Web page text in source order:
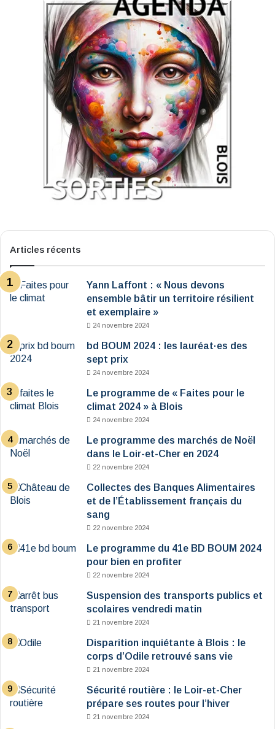
Articles récents
Yann Laffont : « Nous devons
ensemble bâtir un territoire résilient
et exemplaire »
24 novembre 2024
bd BOUM 2024 : les lauréat·es des
sept prix
24 novembre 2024
Le programme de « Faites pour le
climat 2024 » à Blois
24 novembre 2024
Le programme des marchés de Noël
dans le Loir-et-Cher en 2024
22 novembre 2024
Collectes des Banques Alimentaires
et de l’Établissement français du
sang
22 novembre 2024
Le programme du 41e BD BOUM 2024
pour bien en profiter
22 novembre 2024
Suspension des transports publics et
scolaires vendredi matin
21 novembre 2024
Disparition inquiétante à Blois : le
corps d’Odile retrouvé sans vie
21 novembre 2024
Sécurité routière : le Loir-et-Cher
prépare ses routes pour l’hiver
21 novembre 2024